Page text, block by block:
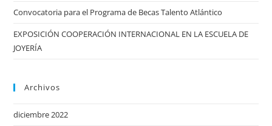
Convocatoria para el Programa de Becas Talento Atlántico
EXPOSICIÓN COOPERACIÓN INTERNACIONAL EN LA ESCUELA DE
JOYERÍA
Archivos
diciembre 2022